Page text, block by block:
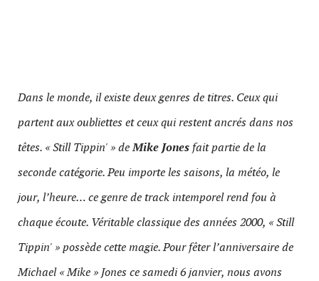
Dans le monde, il existe deux genres de titres. Ceux qui
partent aux oubliettes et ceux qui restent ancrés dans nos
têtes. « Still Tippin' » deMike Jones fait partie de la
seconde catégorie. Peu importe les saisons, la météo, le
jour, l’heure… ce genre de track intemporel rend fou à
chaque écoute. Véritable classique des années 2000, « Still
Tippin' » possède cette magie. Pour fêter l’anniversaire de
Michael « Mike » Jones ce samedi 6 janvier, nous avons